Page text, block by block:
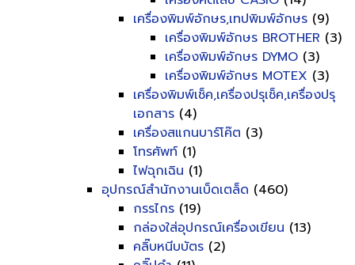
เครื่องพิมพ์อักษร,เทปพิมพ์อักษร (9)
เครื่องพิมพ์อักษร BROTHER (3)
เครื่องพิมพ์อักษร DYMO (3)
เครื่องพิมพ์อักษร MOTEX (3)
เครื่องพิมพ์เช็ค,เครื่องปรุเช็ค,เครื่องปรุ
เอกสาร (4)
เครื่องสแกนบาร์โค๊ต (3)
โทรศัพท์ (1)
ไฟฉุกเฉิน (1)
อุปกรณ์สำนักงานเบ็ดเตล็ด (460)
กรรไกร (19)
กล่องใส่อุปกรณ์เครื่องเขียน (13)
คลิ๊บหนีบบัตร (2)